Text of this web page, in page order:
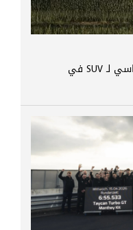
Xiaomi YU7 GT تحطّم الرقم القياسي لـ SUV في